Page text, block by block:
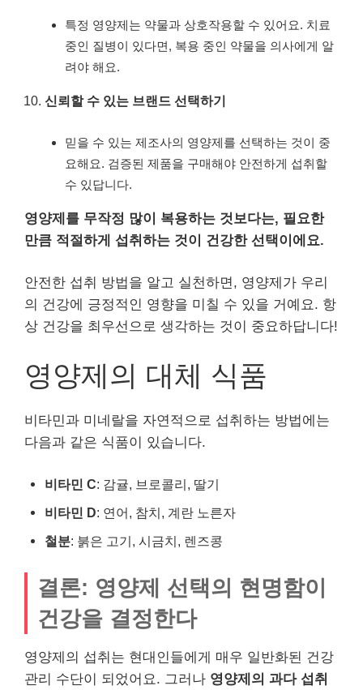
특정 영양제는 약물과 상호작용할 수 있어요. 치료
중인 질병이 있다면, 복용 중인 약물을 의사에게 알
려야 해요.
신뢰할 수 있는 브랜드 선택하기
믿을 수 있는 제조사의 영양제를 선택하는 것이 중
요해요. 검증된 제품을 구매해야 안전하게 섭취할
수 있답니다.
영양제를 무작정 많이 복용하는 것보다는, 필요한
만큼 적절하게 섭취하는 것이 건강한 선택이에요.
안전한 섭취 방법을 알고 실천하면, 영양제가 우리
의 건강에 긍정적인 영향을 미칠 수 있을 거예요. 항
상 건강을 최우선으로 생각하는 것이 중요하답니다!
영양제의 대체 식품
비타민과 미네랄을 자연적으로 섭취하는 방법에는
다음과 같은 식품이 있습니다.
비타민 C: 감귤, 브로콜리, 딸기
비타민 D: 연어, 참치, 계란 노른자
철분: 붉은 고기, 시금치, 렌즈콩
결론: 영양제 선택의 현명함이
건강을 결정한다
영양제의 섭취는 현대인들에게 매우 일반화된 건강
관리 수단이 되었어요. 그러나 영양제의 과다 섭취